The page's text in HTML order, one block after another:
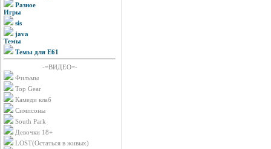
Разное
Игры
sis
java
Темы
Темы для E61
-=ВИДЕО=-
Фильмы
Top Gear
Камеди клаб
Симпсоны
South Park
Девочки 18+
LOST(Остаться в живых)